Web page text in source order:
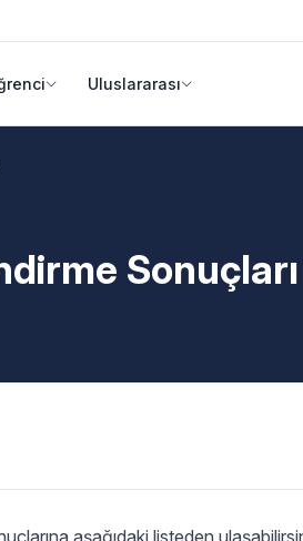
Uluslararası
aşağıdaki listeden